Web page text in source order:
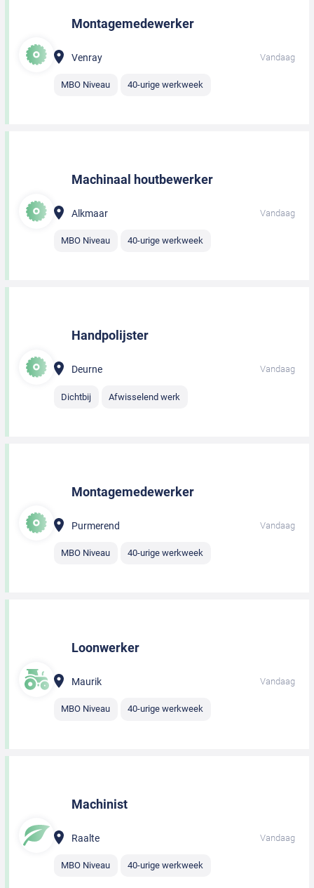
Montagemedewerker
Venray Vandaag
MBO Niveau 40-urige werkweek
Machinaal houtbewerker
Alkmaar Vandaag
MBO Niveau 40-urige werkweek
Handpolijster
Deurne Vandaag
Dichtbij Afwisselend werk
Montagemedewerker
Purmerend Vandaag
MBO Niveau 40-urige werkweek
Loonwerker
Maurik Vandaag
MBO Niveau 40-urige werkweek
Machinist
Raalte Vandaag
MBO Niveau 40-urige werkweek